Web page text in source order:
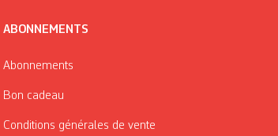
ABONNEMENTS
Abonnements
Bon cadeau
Conditions générales de vente